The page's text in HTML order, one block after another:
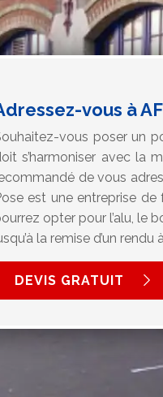
vous à
vous poser un
s’harmoniser avec la
de vous
est une entreprise
opter pour l’alu, le
la remise d’un
DEVIS GRATUIT